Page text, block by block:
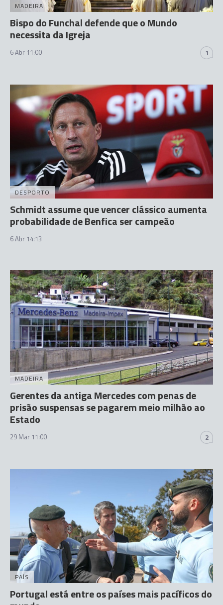
MADEIRA
Bispo do Funchal defende que o Mundo
necessita da Igreja
6 Abr 11:00 1
DESPORTO
Schmidt assume que vencer clássico aumenta
probabilidade de Benfica ser campeão
6 Abr 14:13
MADEIRA
Gerentes da antiga Mercedes com penas de
prisão suspensas se pagarem meio milhão ao
Estado
29 Mar 11:00 2
PAÍS
Portugal está entre os países mais pacíficos do